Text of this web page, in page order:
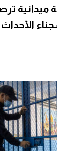
ميدانية
الأحداث